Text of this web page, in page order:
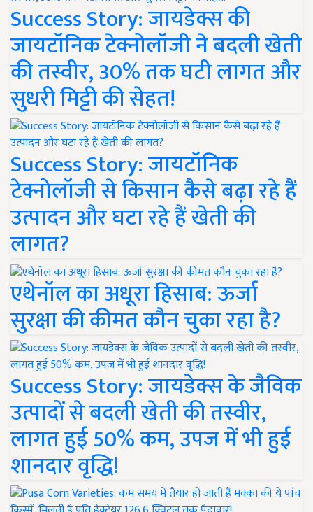
Success Story: जायडेक्स की
जायटॉनिक टेक्नोलॉजी ने बदली खेती
की तस्वीर, 30% तक घटी लागत और
सुधरी मिट्टी की सेहत!
Success Story: जायटॉनिक
टेक्नोलॉजी से किसान कैसे बढ़ा रहे हैं
उत्पादन और घटा रहे हैं खेती की
लागत?
एथेनॉल का अधूरा हिसाब: ऊर्जा
सुरक्षा की कीमत कौन चुका रहा है?
Success Story: जायडेक्स के जैविक
उत्पादों से बदली खेती की तस्वीर,
लागत हुई 50% कम, उपज में भी हुई
शानदार वृद्धि!